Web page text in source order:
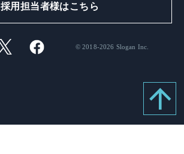
採用担当者様はこちら
© 2018-2026 Slogan Inc.